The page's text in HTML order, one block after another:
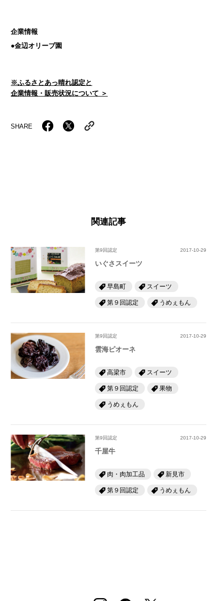
企業情報
●金辺オリーブ園
※ふるさとあっ晴れ認定と
企業情報・販売状況について ＞
SHARE
関連記事
第9回認定 2017-10-29
いぐさスイーツ
早島町 スイーツ
第９回認定 うめぇもん
第9回認定 2017-10-29
雲海ピオーネ
高梁市 スイーツ
第９回認定 果物
うめぇもん
第9回認定 2017-10-29
千屋牛
肉・肉加工品 新見市
第９回認定 うめぇもん